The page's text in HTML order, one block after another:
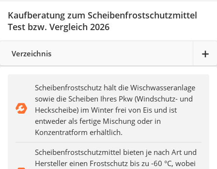
Kaufberatung zum Scheibenfrostschutzmittel
Test bzw. Vergleich 2026
Verzeichnis
Scheibenfrostschutz hält die Wischwasseranlage
sowie die Scheiben Ihres Pkw (Windschutz- und
Heckscheibe) im Winter frei von Eis und ist
entweder als fertige Mischung oder in
Konzentratform erhältlich.
Scheibenfrostschutzmittel bieten je nach Art und
Hersteller einen Frostschutz bis zu -60 °C, wobei